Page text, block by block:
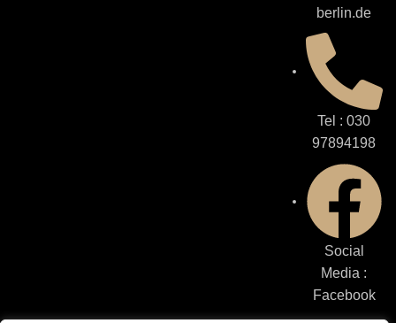
berlin.de
Tel : 030
97894198
Social
Media :
Facebook